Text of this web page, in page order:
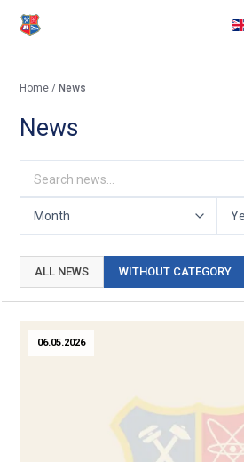
Home / News
News
ALL NEWS WITHOUT CATEGORY
06.05.2026